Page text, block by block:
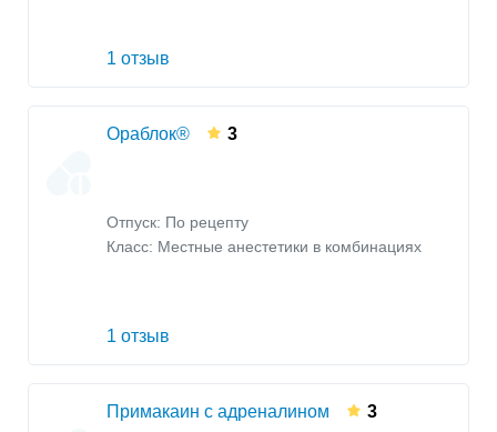
1 отзыв
Ораблок® 3
Отпуск: По рецепту
Класс: Местные анестетики в комбинациях
1 отзыв
Примакаин с адреналином 3